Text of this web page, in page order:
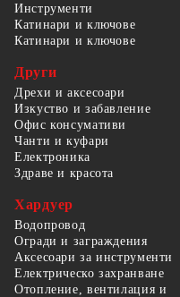
Инструменти
Катинари и ключове
Катинари и ключове
Други
Дрехи и аксесоари
Изкуство и забавление
Офис консумативи
Чанти и куфари
Електроника
Здраве и красота
Хардуер
Водопровод
Огради и заграждения
Аксесоари за инструменти
Електрическо захранване
Отопление, вентилация и